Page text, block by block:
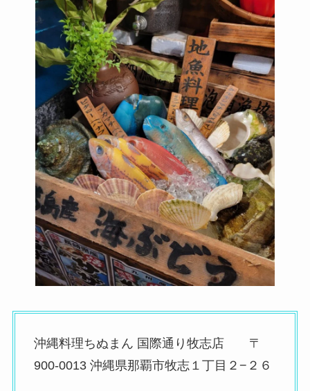
沖縄料理ちぬまん 国際通り牧志店 〒
900-0013 沖縄県那覇市牧志１丁目２−２６